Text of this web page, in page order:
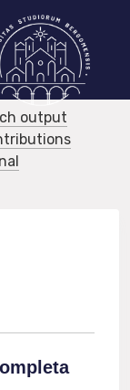
output